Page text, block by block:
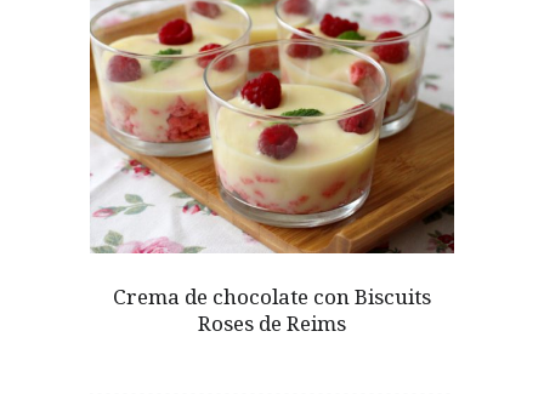
¿TE GUSTARÍA UNIRTE A NUESTRA AVENTURA GASTRON
ÓMICA?
ÚNETE A LA NEWSLETTER
RECOMENDACIONES
Crema de chocolate con Biscuits
Roses de Reims